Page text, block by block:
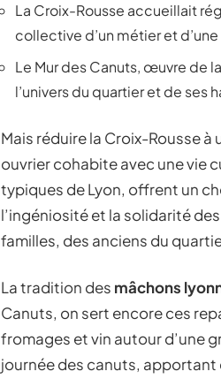
La Croix-Rousse accueillait
collective d’un métier et
Le Mur des Canuts, œuvre de
l’univers du quartier et de ses
Mais réduire la Croix-Rousse
ouvrier cohabite avec une vie
typiques de Lyon, offrent un
l’ingéniosité et la solidarité
familles, des anciens du
La tradition des mâchons
Canuts, on sert encore ces
fromages et vin autour d’une
journée des canuts,